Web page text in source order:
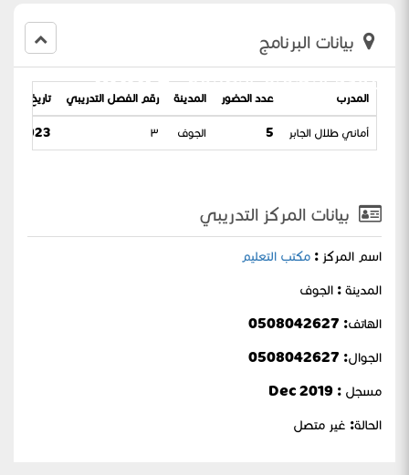
بنموذج التصميم التعليمي ADDLE
بيانات البرنامج
المدرب عدد الحضور المدينة رقم الفصل التدريبي تاريخ
أماني طلال الجابر 5 الجوف ٣ / 27-10-1444
بيانات المركز التدريبي
اسم المركز : مكتب التعليم
المدينة : الجوف
الهاتف: 0508042627
الجوال:
مسجل : Dec 2019
الحالة: غير متصل